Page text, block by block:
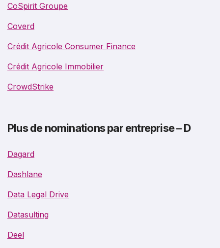
CoSpirit Groupe
Coverd
Crédit Agricole Consumer Finance
Crédit Agricole Immobilier
CrowdStrike
Plus de nominations par entreprise – D
Dagard
Dashlane
Data Legal Drive
Datasulting
Deel